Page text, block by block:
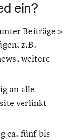
ein?
Beiträge >
z.B.
weitere
an alle
verlinkt
ca. fünf bis